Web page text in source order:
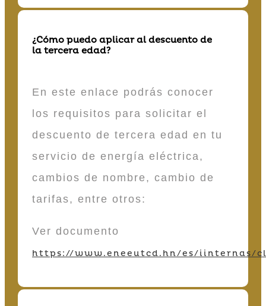
¿Cómo puedo aplicar al descuento de
la tercera edad?
En este enlace podrás conocer
los requisitos para solicitar el
descuento de tercera edad en tu
servicio de energía eléctrica,
cambios de nombre, cambio de
tarifas, entre otros:
Ver documento
https://www.eneeutcd.hn/es/iinternas/